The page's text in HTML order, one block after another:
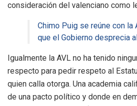
consideración del valenciano como
Chimo Puig se reúne con la
que el Gobierno desprecia
Igualmente la AVL no ha tenido
respecto para pedir respeto al
quien calla otorga. Una academia
de una pacto político y donde en